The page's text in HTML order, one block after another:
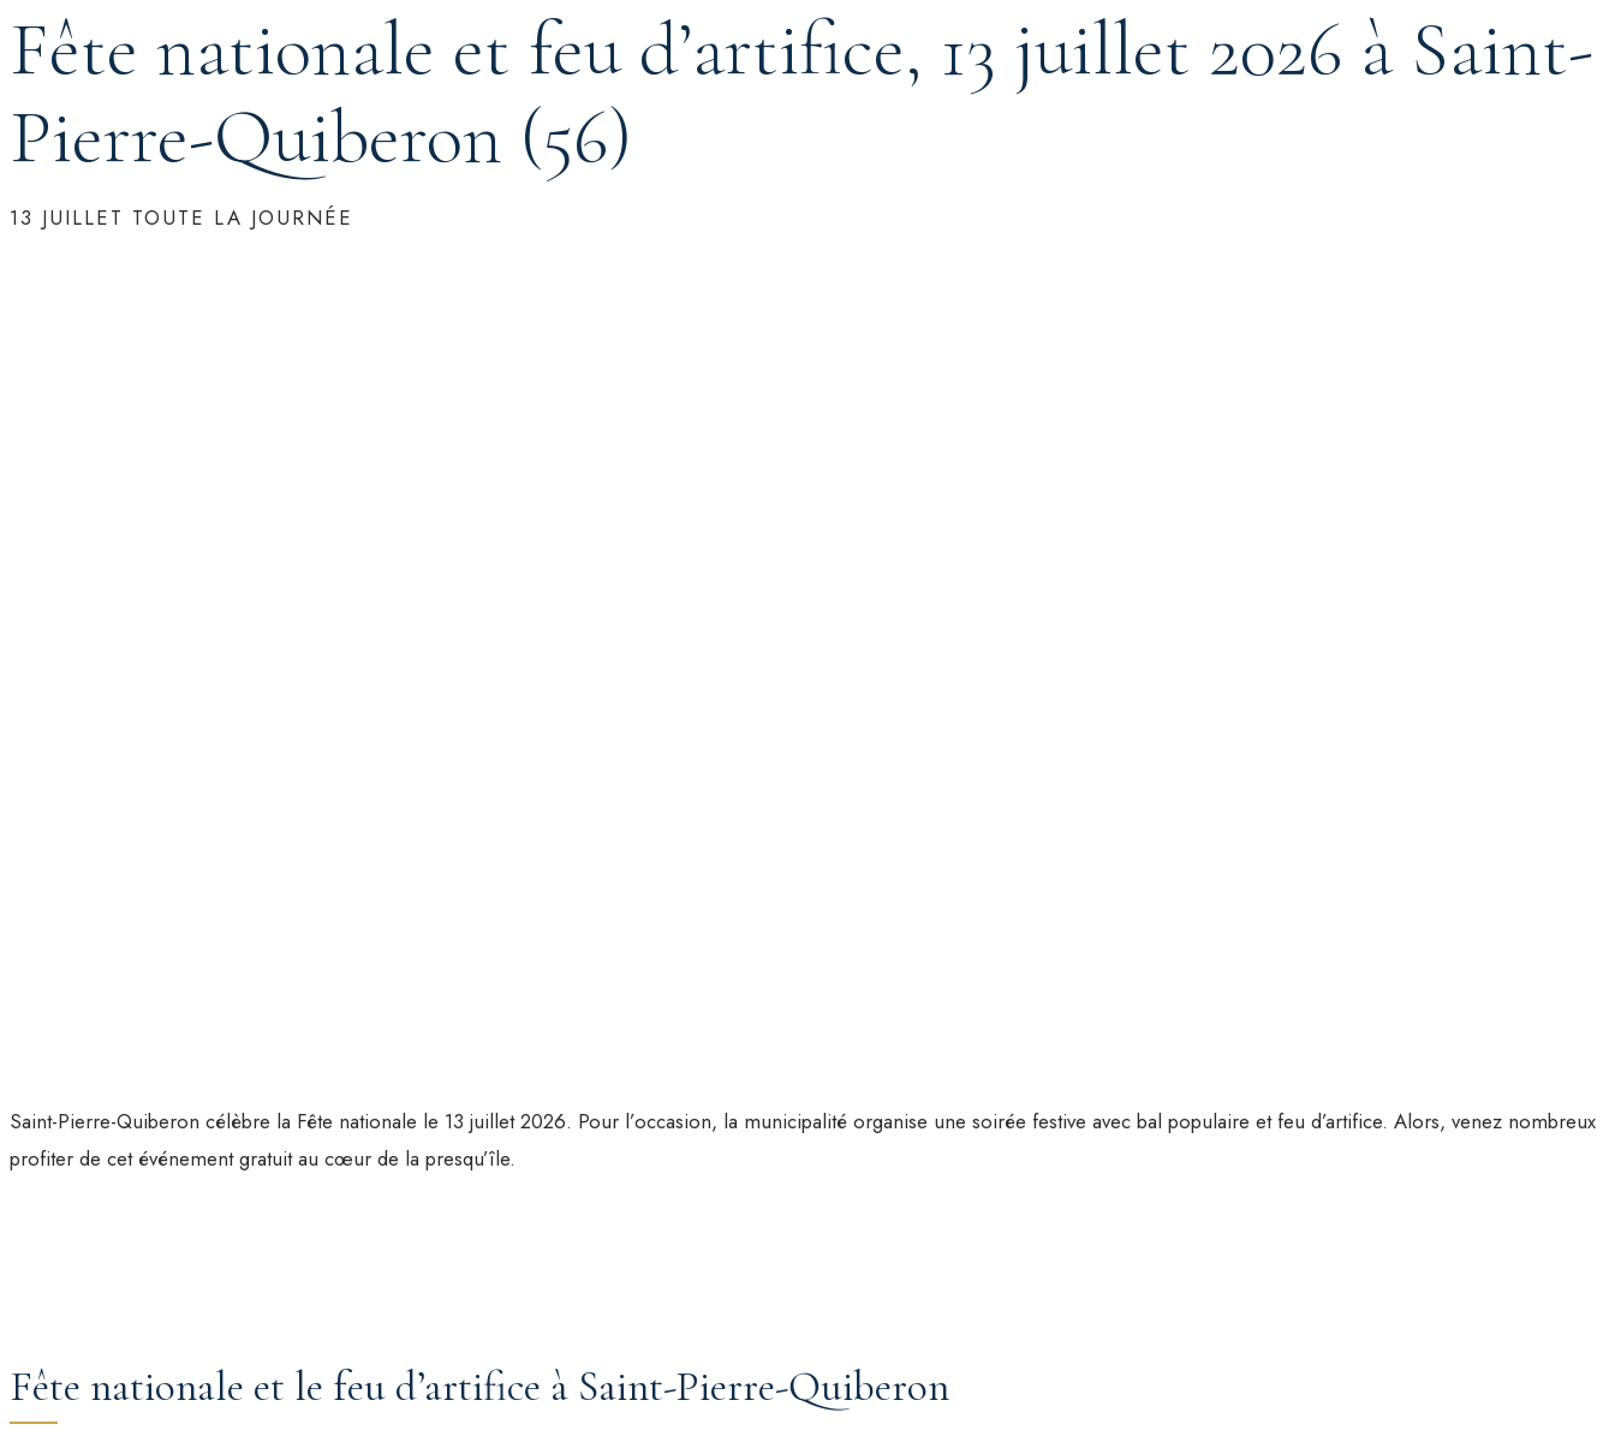
Fête nationale et feu d’artifice, 13 juillet 2026 à Saint-
Pierre-Quiberon (56)
13 JUILLET TOUTE LA JOURNÉE
Saint-Pierre-Quiberon célèbre la Fête nationale le 13 juillet 2026. Pour l’occasion, la municipalité organise une soirée festive avec bal populaire et feu d’artifice. Alors, venez nombreux
profiter de cet événement gratuit au cœur de la presqu’île.
Fête nationale et le feu d’artifice à Saint-Pierre-Quiberon